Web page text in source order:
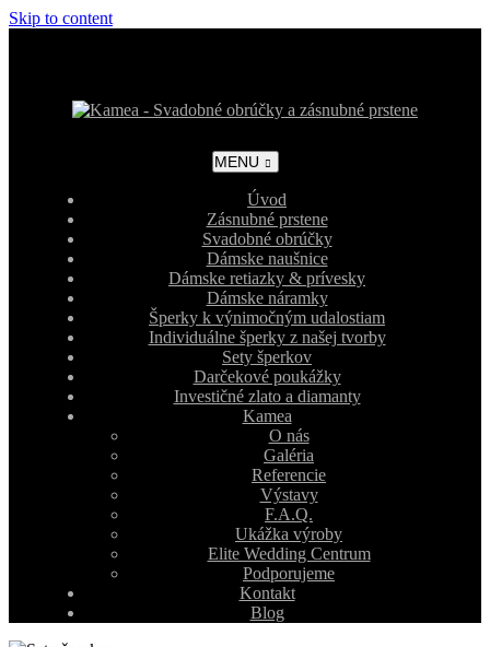
Skip to content
MENU
Úvod
Zásnubné prstene
Svadobné obrúčky
Dámske naušnice
Dámske retiazky & prívesky
Dámske náramky
Šperky k výnimočným udalostiam
Individuálne šperky z našej tvorby
Sety šperkov
Darčekové poukážky
Investičné zlato a diamanty
Kamea
O nás
Galéria
Referencie
Výstavy
F.A.Q.
Ukážka výroby
Elite Wedding Centrum
Podporujeme
Kontakt
Blog